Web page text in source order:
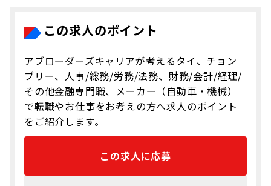
この求人のポイント
アブローダーズキャリアが考えるタイ、チョン
ブリー、人事/総務/労務/法務、財務/会計/経理/
その他金融専門職、メーカー（自動車・機械）
で転職やお仕事をお考えの方へ求人のポイント
をご紹介します。
この求人に応募